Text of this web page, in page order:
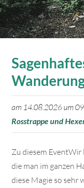
am 14.08.2026 um
Rosstrappe und
Zu diesem EventWir
die man im ganzen
diese Magie so sehr